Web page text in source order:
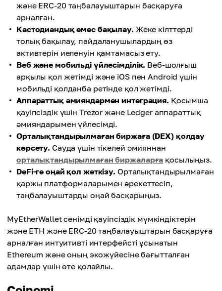
және ERC-20 таңбалауыштарын басқаруға
арналған.
Кастодиандық емес бақылау. Жеке кілттерді
толық бақылау, пайдаланушылардың өз
активтерін иеленуін қамтамасыз ету.
Веб және мобильді үйлесімділік. Веб-шолғыш
арқылы қол жетімді және iOS пен Android үшін
мобильді қолданба ретінде қол жетімді.
Аппараттық әмияндармен интеграция. Қосымша
қауіпсіздік үшін Trezor және Ledger аппараттық
әмияндарымен үйлесімді.
Орталықтандырылмаған биржаға (DEX) қолдау
көрсету. Сауда үшін тікелей әмияннан
орталықтандырылмаған биржаларға қосылыңыз.
DeFi-ге оңай қол жеткізу. Орталықтандырылмаған
қаржы платформаларымен әрекеттесіп,
таңбалауыштарды оңай басқарыңыз.
MyEtherWallet сенімді қауіпсіздік мүмкіндіктерін
және ETH және ERC-20 таңбалауыштарын басқаруға
арналған интуитивті интерфейсті ұсынатын
Ethereum және оның экожүйесіне бағытталған
адамдар үшін өте қолайлы.